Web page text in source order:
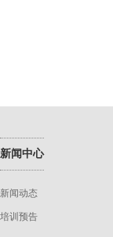
新闻中心
新闻动态
培训预告